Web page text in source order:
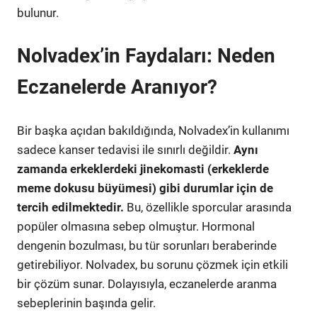
bulunur.
Nolvadex’in Faydaları: Neden
Eczanelerde Aranıyor?
Bir başka açıdan bakıldığında, Nolvadex’in kullanımı
sadece kanser tedavisi ile sınırlı değildir. Aynı
zamanda erkeklerdeki jinekomasti (erkeklerde
meme dokusu büyümesi) gibi durumlar için de
tercih edilmektedir. Bu, özellikle sporcular arasında
popüler olmasına sebep olmuştur. Hormonal
dengenin bozulması, bu tür sorunları beraberinde
getirebiliyor. Nolvadex, bu sorunu çözmek için etkili
bir çözüm sunar. Dolayısıyla, eczanelerde aranma
sebeplerinin başında gelir.